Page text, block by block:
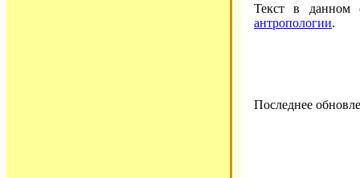
Текст в
антропологии.
Последнее